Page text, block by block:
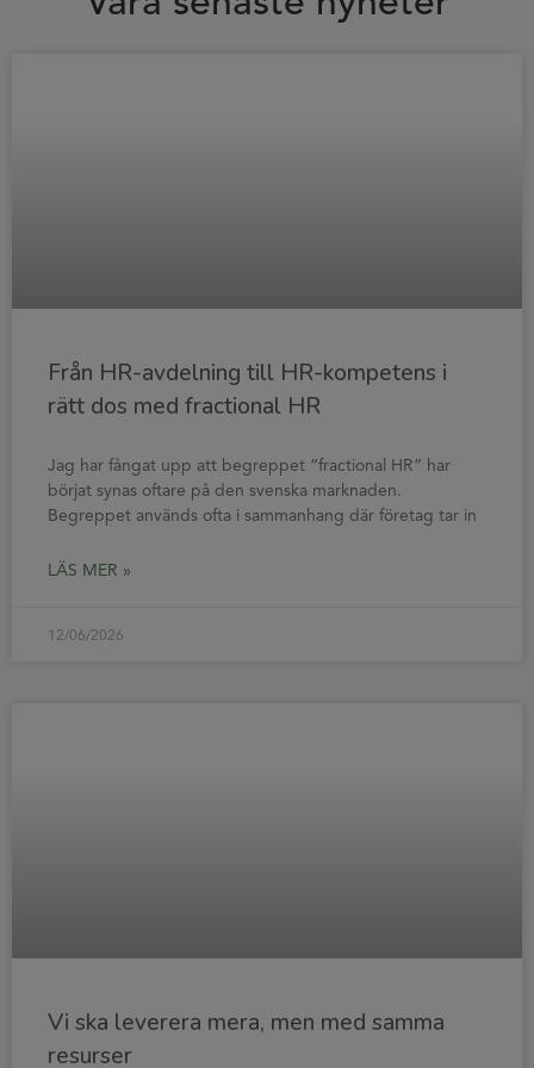
Från HR-avdelning till HR-kompetens i
rätt dos med fractional HR
Jag har fångat upp att begreppet “fractional HR” har
börjat synas oftare på den svenska marknaden.
Begreppet används ofta i sammanhang där företag tar in
LÄS MER »
12/06/2026
Vi ska leverera mera, men med samma
resurser